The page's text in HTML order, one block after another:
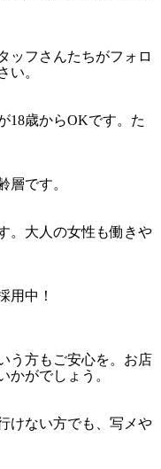
ッフさんたちがフォロ
い。
18歳からOKです。た
層です。
。大人の女性も働きや
用中！
う方もご安心を。お店
かがでしょう。
けない方でも、写メや